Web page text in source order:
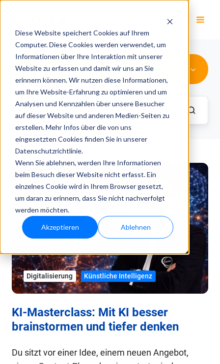
Diese Website speichert Cookies auf Ihrem
Computer. Diese Cookies werden verwendet, um
Informationen über Ihre Interaktion mit unserer
Website zu erfassen und damit wir uns an Sie
erinnern können. Wir nutzen diese Informationen,
um Ihre Website-Erfahrung zu optimieren und um
Analysen und Kennzahlen über unsere Besucher
auf dieser Website und anderen Medien-Seiten zu
erstellen. Mehr Infos über die von uns
eingesetzten Cookies finden Sie in unserer
Datenschutzrichtlinie.
Wenn Sie ablehnen, werden Ihre Informationen
beim Besuch dieser Website nicht erfasst. Ein
einzelnes Cookie wird in Ihrem Browser gesetzt,
um daran zu erinnern, dass Sie nicht nachverfolgt
werden möchten.
Akzeptieren Ablehnen
Digitalisierung
KI-Masterclass: Mit KI besser
brainstormen und tiefer denken
Du sitzt vor einer Idee, einem neuen Angebot,
Digitalisierung Künstliche Intelligenz